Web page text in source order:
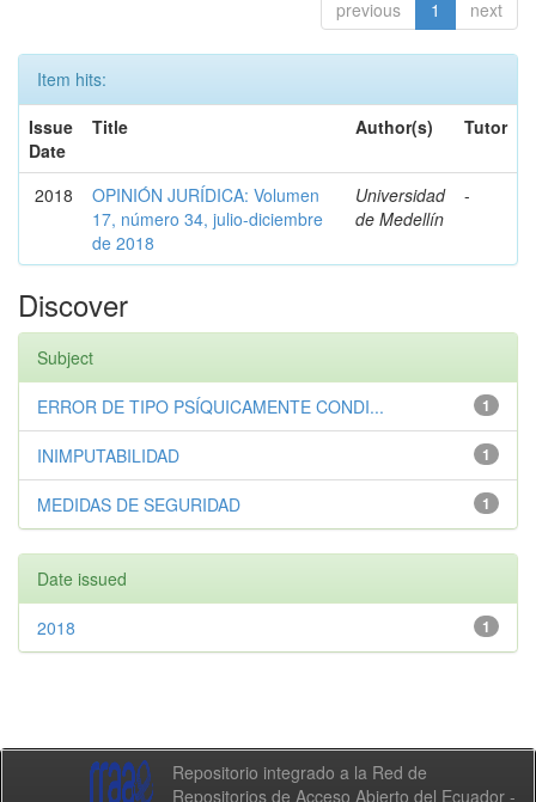
previous 1 next
Item hits:
Issue
Date
Title Author(s) Tutor
2018
OPINIÓN JURÍDICA: Volumen
17, número 34, julio-diciembre
de 2018
Universidad
de Medellín
-
Discover
Subject
1
ERROR DE TIPO PSÍQUICAMENTE CONDI...
1
INIMPUTABILIDAD
1
MEDIDAS DE SEGURIDAD
Date issued
1
2018
Repositorio integrado a la Red de
Repositorios de Acceso Abierto del Ecuador -